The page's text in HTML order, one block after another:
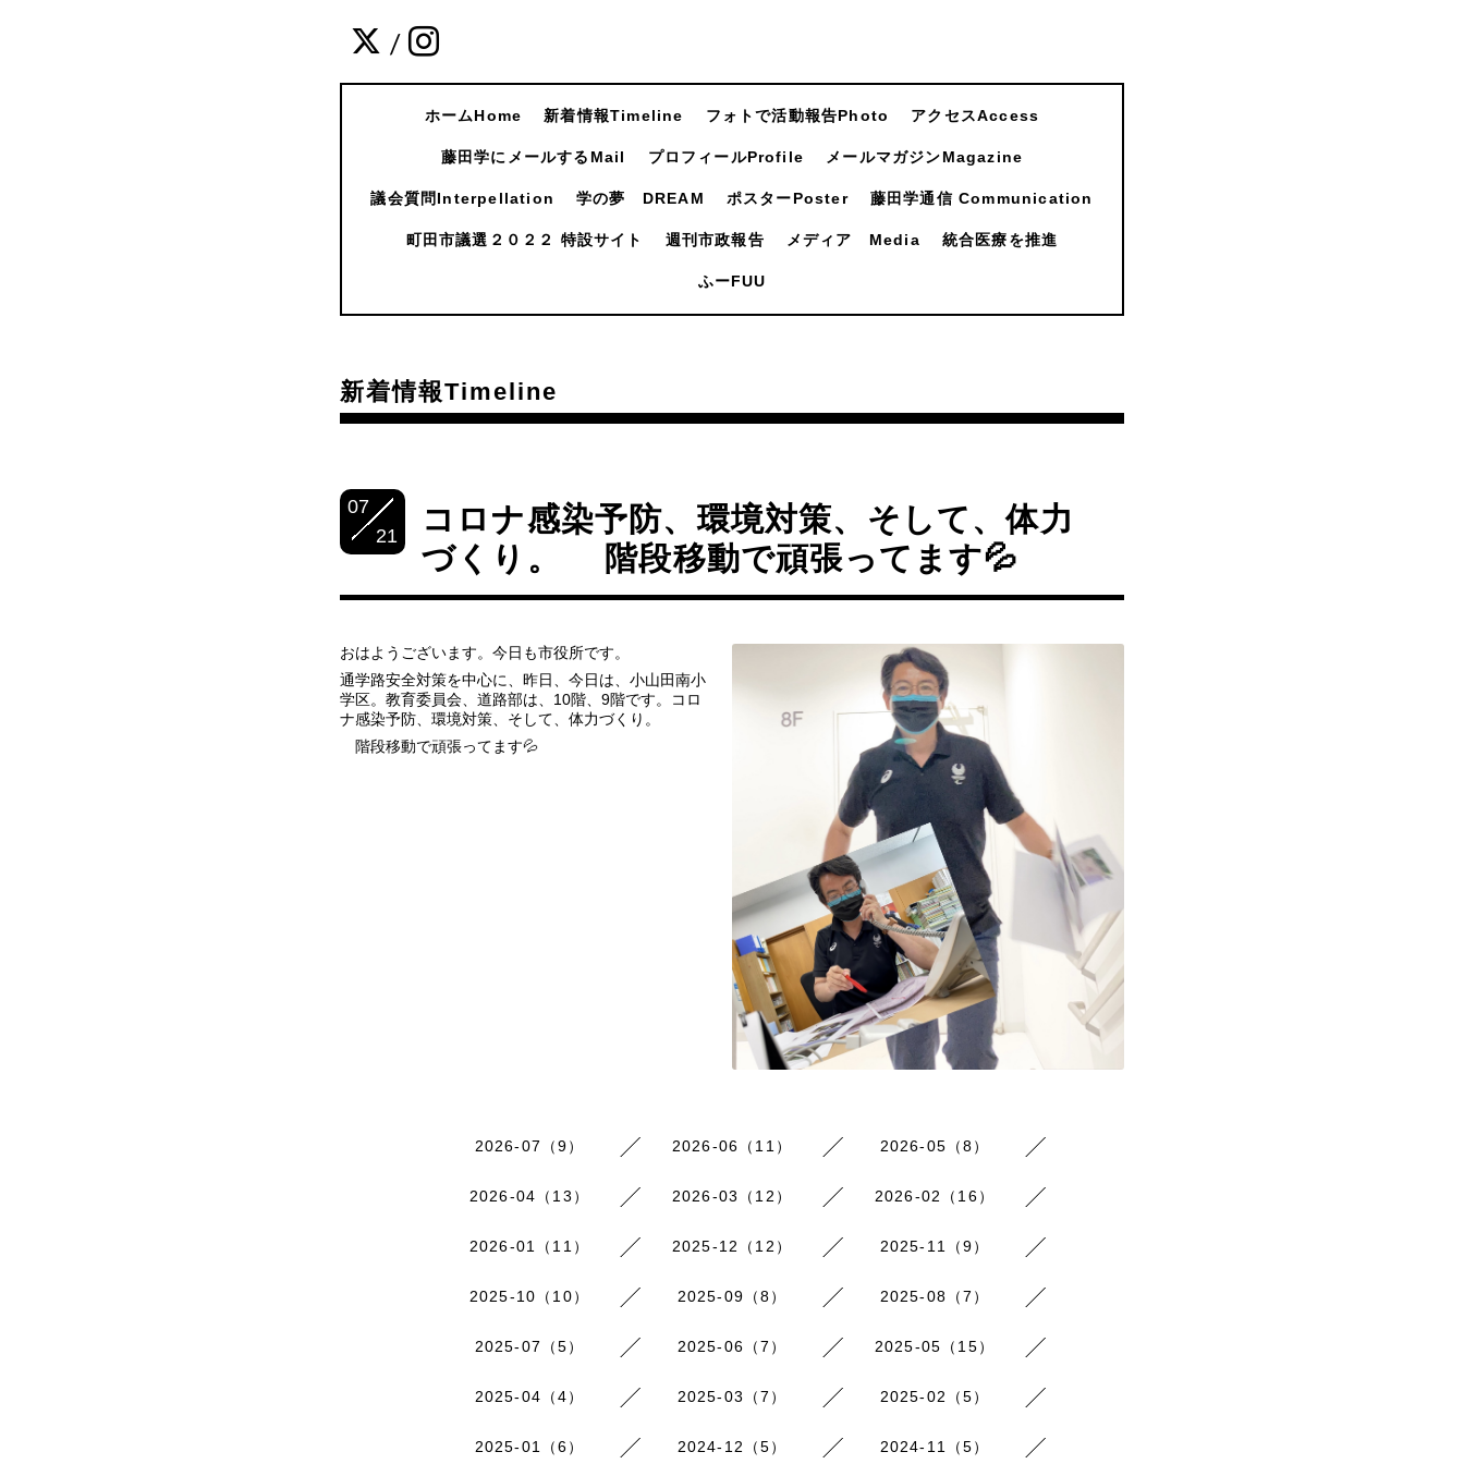
/
ホームHome 新着情報Timeline フォトで活動報告Photo アクセスAccess
藤田学にメールするMail プロフィールProfile メールマガジンMagazine
議会質問Interpellation 学の夢 DREAM ポスターPoster 藤田学通信 Communication
町田市議選２０２２ 特設サイト 週刊市政報告 メディア Media 統合医療を推進
ふーFUU
新着情報Timeline
07
21
コロナ感染予防、環境対策、そして、体力
づくり。 階段移動で頑張ってます💦
おはようございます。今日も市役所です。
通学路安全対策を中心に、昨日、今日は、小山田南小
学区。教育委員会、道路部は、10階、9階です。コロ
ナ感染予防、環境対策、そして、体力づくり。
階段移動で頑張ってます💦
2026-07（9） 2026-06（11） 2026-05（8）
2026-04（13） 2026-03（12） 2026-02（16）
2026-01（11） 2025-12（12） 2025-11（9）
2025-10（10） 2025-09（8） 2025-08（7）
2025-07（5） 2025-06（7） 2025-05（15）
2025-04（4） 2025-03（7） 2025-02（5）
2025-01（6） 2024-12（5） 2024-11（5）